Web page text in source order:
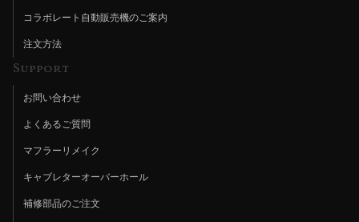
コラボレート自動販売機のご案内
注文方法
Support
お問い合わせ
よくあるご質問
マフラーリメイク
キャブレターオーバーホール
補修部品のご注文